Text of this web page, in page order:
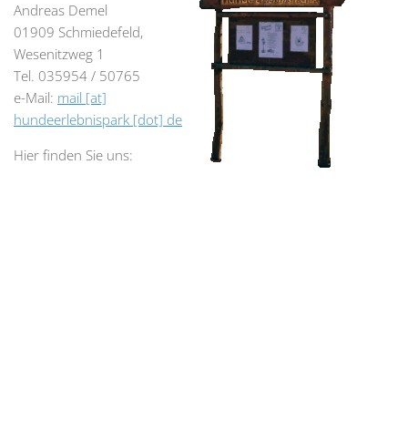
Andreas Demel
01909 Schmiedefeld,
Wesenitzweg 1
Tel. 035954 / 50765
e-Mail: mail [at]
hundeerlebnispark [dot] de
Hier finden Sie uns: